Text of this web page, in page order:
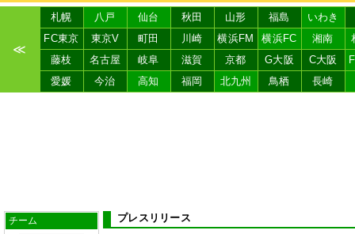
≪
札幌 八戸 仙台 秋田 山形 福島
いわき
FC東京
東京V 町田 川崎 横浜FM 横浜FC 湘南
藤枝
名古屋 岐阜 滋賀 京都 G大阪 C大阪
愛媛
今治 高知 福岡 北九州 鳥栖 長崎
チーム プレスリリース